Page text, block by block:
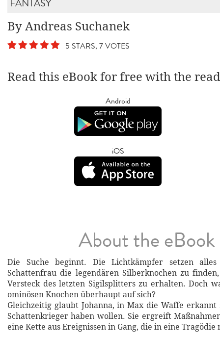
FANTASY
By Andreas Suchanek
5 STARS, 7 VOTES
Read this eBook for free with the
Android
iOS
About the eBook
Die Suche beginnt. Die Lichtkämpfer setzen
Schattenfrau die legendären Silberknochen zu
Versteck des letzten Sigilsplitters zu erhalten. Doch
ominösen Knochen überhaupt auf sich?
Gleichzeitig glaubt Johanna, in Max die Waffe
Schattenkrieger haben wollen. Sie ergreift
eine Kette aus Ereignissen in Gang, die in eine Tragödie